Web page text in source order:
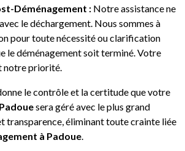
Déménagement : Notre assistance ne
le déchargement. Nous sommes à
pour toute nécessité ou clarification
le déménagement soit terminé. Votre
notre priorité.
le contrôle et la certitude que votre
sera géré avec le plus grand
transparence, éliminant toute crainte liée
à Padoue